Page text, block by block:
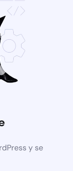
y se